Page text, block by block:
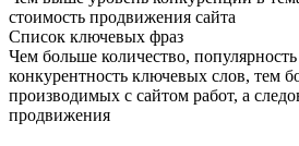
стоимость продвижения сайта
Список ключевых фраз
Чем больше количество,
конкурентность ключевых слов, тем
производимых с сайтом работ, а
продвижения